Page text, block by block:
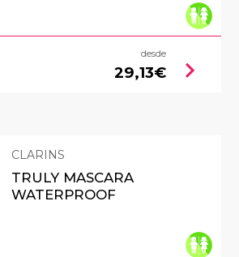
desde
29,13€ chevron_right
CLARINS
TRULY MASCARA
WATERPROOF